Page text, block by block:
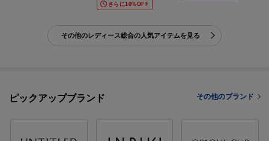
さらに10%OFF
その他のレディース総合の人気アイテムを見る
ピックアップブランド その他のブランド